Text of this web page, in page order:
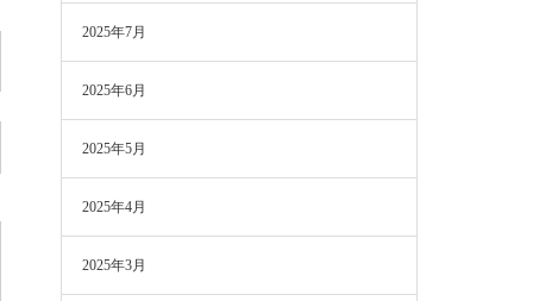
2025年7月
2025年6月
2025年5月
2025年4月
2025年3月